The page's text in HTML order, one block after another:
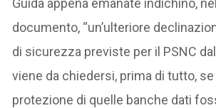
documento, “un’ulteriore
di sicurezza previste per il PSNC
viene da chiedersi, prima di tutto, se
protezione di quelle banche dati